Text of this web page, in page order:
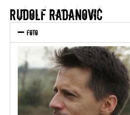
RUDOLF RADANOVIC
Foto